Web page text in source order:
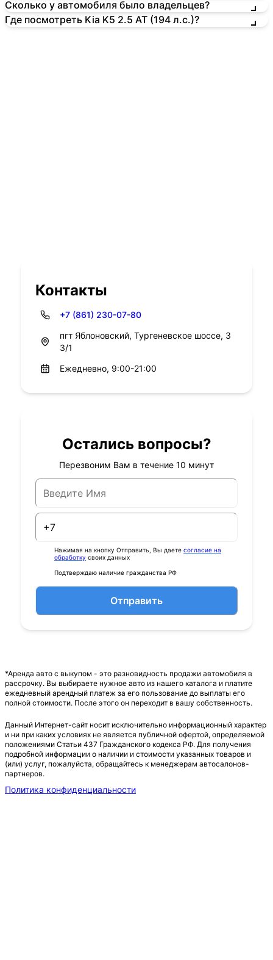
Сколько у автомобиля было владельцев?
Где посмотреть Kia K5 2.5 AT (194 л.с.)?
Контакты
+7 (861) 230-07-80
пгт Яблоновский, Тургеневское шоссе, 3
3/1
Ежедневно, 9:00-21:00
Остались вопросы?
Перезвоним Вам в течение 10 минут
Нажимая на кнопку Отправить, Вы даете согласие на
обработку своих данных
Подтверждаю наличие гражданства РФ
Отправить
*Аренда авто с выкупом - это разновидность продажи автомобиля в
рассрочку. Вы выбираете нужное авто из нашего каталога и платите
ежедневный арендный платеж за его пользование до выплаты его
полной стоимости. После этого он переходит в вашу собственность.
Данный Интернет-сайт носит исключительно информационный характер
и ни при каких условиях не является публичной офертой, определяемой
положениями Статьи 437 Гражданского кодекса РФ. Для получения
подробной информации о наличии и стоимости указанных товаров и
(или) услуг, пожалуйста, обращайтесь к менеджерам автосалонов-
партнеров.
Политика конфиденциальности